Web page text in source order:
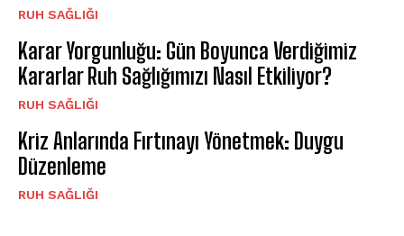
⁠RUH SAĞLIĞI
Karar Yorgunluğu: Gün Boyunca Verdiğimiz
Kararlar Ruh Sağlığımızı Nasıl Etkiliyor?
⁠RUH SAĞLIĞI
Kriz Anlarında Fırtınayı Yönetmek: Duygu
Düzenleme
⁠RUH SAĞLIĞI